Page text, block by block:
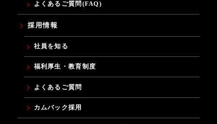
よくあるご質問(FAQ)
採用情報
社員を知る
福利厚生・教育制度
よくあるご質問
カムバック採用